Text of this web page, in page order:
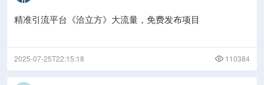
精准引流平台《洽立方》大流量，免费发布项目
2025-07-25T22:15:18 110384